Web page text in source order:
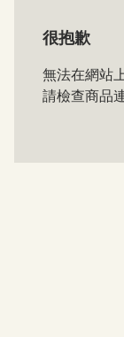
很抱歉
無法在網站
請檢查商品